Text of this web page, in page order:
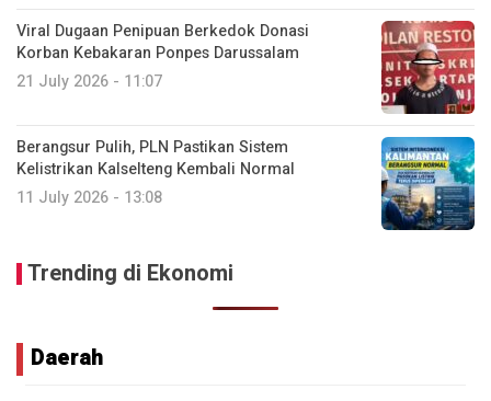
Viral Dugaan Penipuan Berkedok Donasi
Korban Kebakaran Ponpes Darussalam
21 July 2026 - 11:07
Berangsur Pulih, PLN Pastikan Sistem
Kelistrikan Kalselteng Kembali Normal
11 July 2026 - 13:08
Trending di Ekonomi
Daerah